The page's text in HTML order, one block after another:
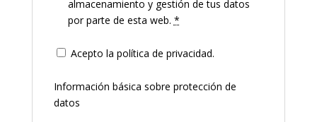
almacenamiento y gestión de tus datos
por parte de esta web. *
Acepto la política de privacidad.
Información básica sobre protección de
datos